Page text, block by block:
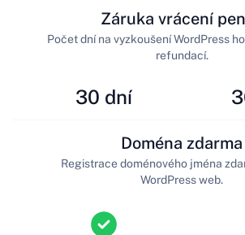
30 dní
Záruka vrácení
Počet dní na vyzkoušení WordPress
refundací.
Doména zdarma
Registrace doménového jména
WordPress web.